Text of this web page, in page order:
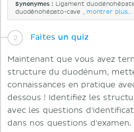
Synonymes : Ligament
duodénohépato-cave , montrer plus...
Faites un quiz
Maintenant que vous avez
structure du duodénum,
connaissances en pratique
dessous ! Identifiez les
avec les questions
dans nos questions d'examen.